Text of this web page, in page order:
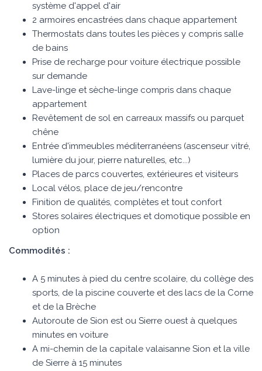
système d'appel d'air
2 armoires encastrées dans chaque appartement
Thermostats dans toutes les pièces y compris salle
de bains
Prise de recharge pour voiture électrique possible
sur demande
Lave-linge et sèche-linge compris dans chaque
appartement
Revêtement de sol en carreaux massifs ou parquet
chêne
Entrée d'immeubles méditerranéens (ascenseur vitré,
lumière du jour, pierre naturelles, etc...)
Places de parcs couvertes, extérieures et visiteurs
Local vélos, place de jeu/rencontre
Finition de qualités, complètes et tout confort
Stores solaires électriques et domotique possible en
option
Commodités :
A 5 minutes à pied du centre scolaire, du collège des
sports, de la piscine couverte et des lacs de la Corne
et de la Brèche
Autoroute de Sion est ou Sierre ouest à quelques
minutes en voiture
A mi-chemin de la capitale valaisanne Sion et la ville
de Sierre à 15 minutes